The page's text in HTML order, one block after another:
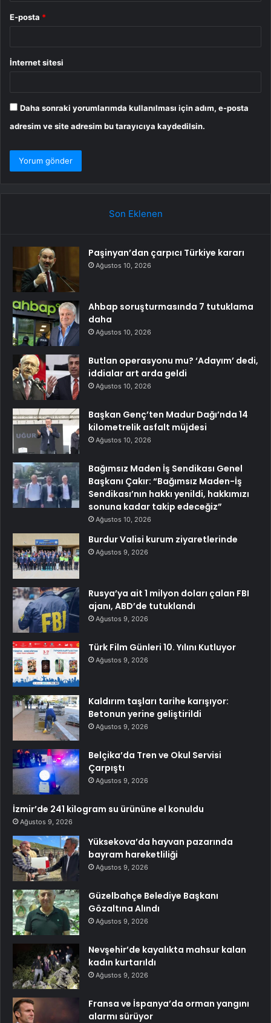
E-posta *
İnternet sitesi
Daha sonraki yorumlarımda kullanılması için adım, e-posta
adresim ve site adresim bu tarayıcıya kaydedilsin.
Son Eklenen
Paşinyan’dan çarpıcı Türkiye kararı
Ağustos 10, 2026
Ahbap soruşturmasında 7 tutuklama
daha
Ağustos 10, 2026
Butlan operasyonu mu? ‘Adayım’ dedi,
iddialar art arda geldi
Ağustos 10, 2026
Başkan Genç’ten Madur Dağı’nda 14
kilometrelik asfalt müjdesi
Ağustos 10, 2026
Bağımsız Maden İş Sendikası Genel
Başkanı Çakır: “Bağımsız Maden-İş
Sendikası’nın hakkı yenildi, hakkımızı
sonuna kadar takip edeceğiz”
Ağustos 10, 2026
Burdur Valisi kurum ziyaretlerinde
Ağustos 9, 2026
Rusya’ya ait 1 milyon doları çalan FBI
ajanı, ABD’de tutuklandı
Ağustos 9, 2026
Türk Film Günleri 10. Yılını Kutluyor
Ağustos 9, 2026
Kaldırım taşları tarihe karışıyor:
Betonun yerine geliştirildi
Ağustos 9, 2026
Belçika’da Tren ve Okul Servisi
Çarpıştı
Ağustos 9, 2026
İzmir’de 241 kilogram su ürününe el konuldu
Ağustos 9, 2026
Yüksekova’da hayvan pazarında
bayram hareketliliği
Ağustos 9, 2026
Güzelbahçe Belediye Başkanı
Gözaltına Alındı
Ağustos 9, 2026
Nevşehir’de kayalıkta mahsur kalan
kadın kurtarıldı
Ağustos 9, 2026
Fransa ve İspanya’da orman yangını
alarmı sürüyor